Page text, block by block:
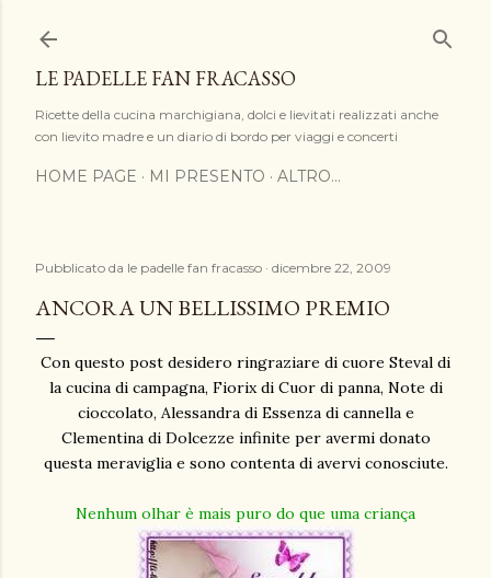
LE PADELLE FAN FRACASSO
Ricette della cucina marchigiana, dolci e lievitati realizzati anche
con lievito madre e un diario di bordo per viaggi e concerti
HOME PAGE MI PRESENTO ALTRO…
Pubblicato da le padelle fan fracasso dicembre 22, 2009
ANCORA UN BELLISSIMO PREMIO
Con questo post desidero ringraziare di cuore Steval di
la cucina di campagna, Fiorix di Cuor di panna, Note di
cioccolato, Alessandra di Essenza di cannella e
Clementina di Dolcezze infinite per avermi donato
questa meraviglia e sono contenta di avervi conosciute.
Nenhum olhar è mais puro do que uma criança